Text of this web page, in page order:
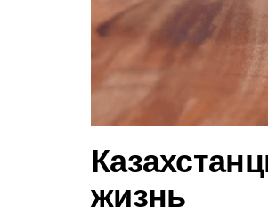
жизнь